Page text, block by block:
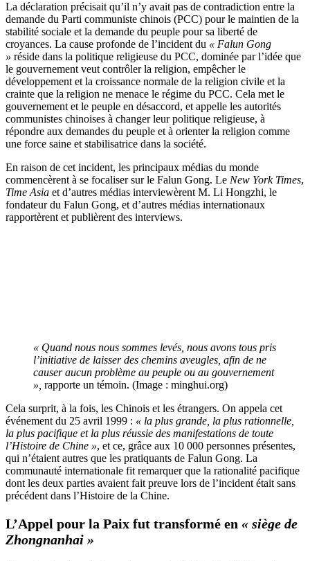
La déclaration précisait qu’il n’y avait pas de contradiction entre la
demande du Parti communiste chinois (PCC) pour le maintien de la
stabilité sociale et la demande du peuple pour sa liberté de
croyances. La cause profonde de l’incident du « Falun Gong
» réside dans la politique religieuse du PCC, dominée par l’idée que
le gouvernement veut contrôler la religion, empêcher le
développement et la croissance normale de la religion civile et la
crainte que la religion ne menace le régime du PCC. Cela met le
gouvernement et le peuple en désaccord, et appelle les autorités
communistes chinoises à changer leur politique religieuse, à
répondre aux demandes du peuple et à orienter la religion comme
une force saine et stabilisatrice dans la société.
En raison de cet incident, les principaux médias du monde
commencèrent à se focaliser sur le Falun Gong. Le New York Times,
Time Asia et d’autres médias interviewèrent M. Li Hongzhi, le
fondateur du Falun Gong, et d’autres médias internationaux
rapportèrent et publièrent des interviews.
« Quand nous nous sommes levés, nous avons tous pris
l’initiative de laisser des chemins aveugles, afin de ne
causer aucun problème au peuple ou au gouvernement
», rapporte un témoin. (Image : minghui.org)
Cela surprit, à la fois, les Chinois et les étrangers. On appela cet
événement du 25 avril 1999 : « la plus grande, la plus rationnelle,
la plus pacifique et la plus réussie des manifestations de toute
l’Histoire de Chine », et ce, grâce aux 10 000 personnes présentes,
qui n’étaient autres que les pratiquants de Falun Gong. La
communauté internationale fit remarquer que la rationalité pacifique
dont les deux parties avaient fait preuve lors de l’incident était sans
précédent dans l’Histoire de la Chine.
L’Appel pour la Paix fut transformé en « siège de
Zhongnanhai »